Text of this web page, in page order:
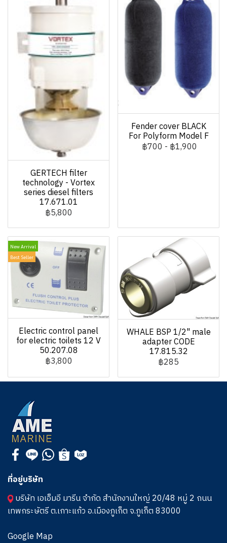
GERTECH filter
technology - Vortex
series diesel filters
17.671.01
฿5,800
Fender cover BLACK
For Polyform Model F
฿700 - ฿1,900
New Arrival
Best Seller
Electric control panel
for electric toilets 12 V
50.207.08
฿3,800
WHALE BSP 1/2" male
adapter CODE
17.815.32
฿285
ที่อยู่บริษัท
บริษัท เอเอ็มอี มารีน จำกัด สำนักงานใหญ่ 20/48 หมู่ 2 ถนน
เทพกระษัตรี ต.เกาะแก้ว อ.เมืองภูเก็ต จ.ภูเก็ต 83000
Google Map